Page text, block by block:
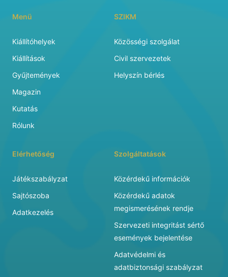
Menü
Kiállítóhelyek
Kiállítások
Gyűjtemények
Magazin
Kutatás
Rólunk
SZIKM
Közösségi szolgálat
Civil szervezetek
Helyszín bérlés
Elérhetőség
Játékszabályzat
Sajtószoba
Adatkezelés
Szolgáltatások
Közérdekű információk
Közérdekű adatok
megismerésének rendje
Szervezeti integritást sértő
események bejelentése
Adatvédelmi és
adatbiztonsági szabályzat